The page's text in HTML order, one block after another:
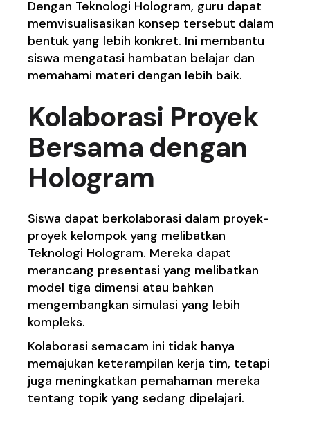
Dengan Teknologi Hologram, guru dapat
memvisualisasikan konsep tersebut dalam
bentuk yang lebih konkret. Ini membantu
siswa mengatasi hambatan belajar dan
memahami materi dengan lebih baik.
Kolaborasi Proyek
Bersama dengan
Hologram
Siswa dapat berkolaborasi dalam proyek-
proyek kelompok yang melibatkan
Teknologi Hologram. Mereka dapat
merancang presentasi yang melibatkan
model tiga dimensi atau bahkan
mengembangkan simulasi yang lebih
kompleks.
Kolaborasi semacam ini tidak hanya
memajukan keterampilan kerja tim, tetapi
juga meningkatkan pemahaman mereka
tentang topik yang sedang dipelajari.